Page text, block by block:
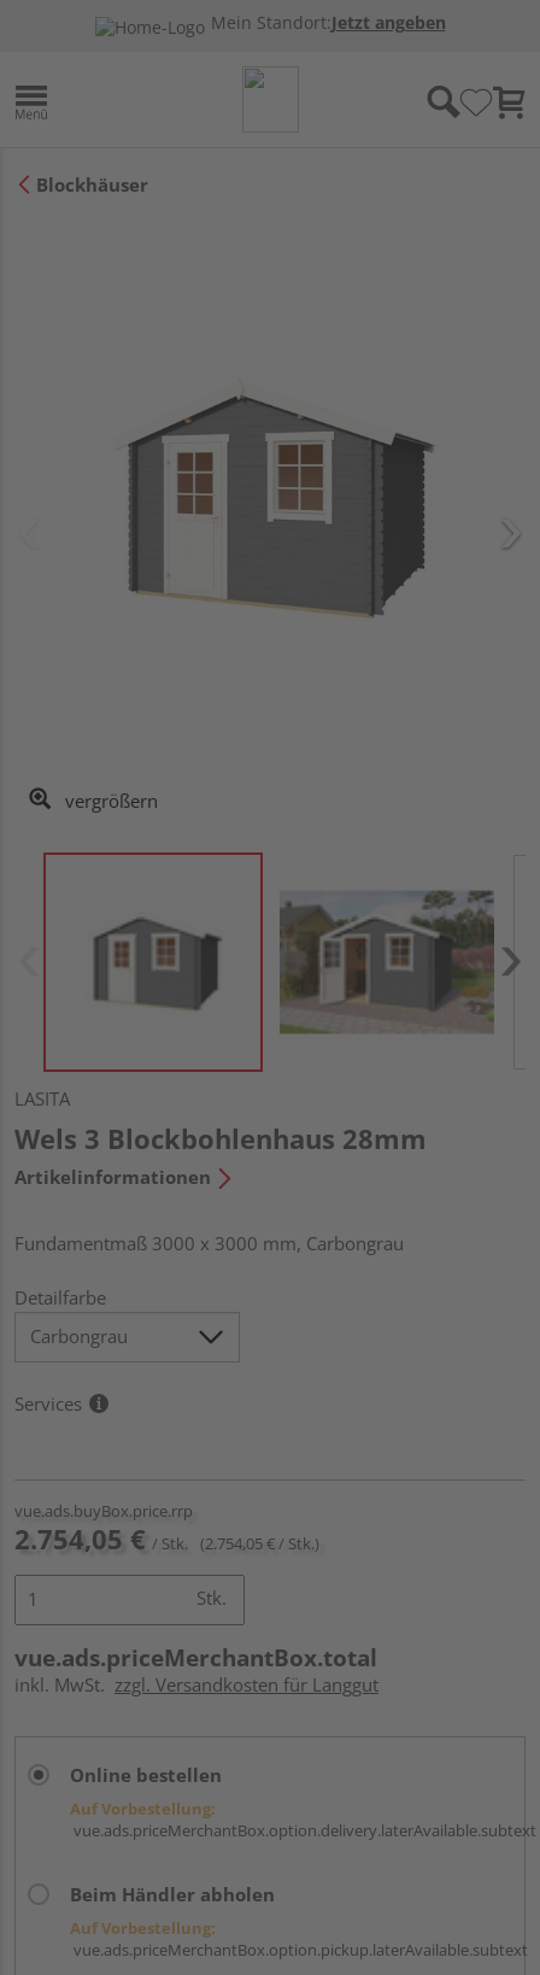
Mein Standort:Jetzt angeben
Blockhäuser
vergrößern
LASITA
Wels 3 Blockbohlenhaus 28mm
Artikelinformationen
Fundamentmaß 3000 x 3000 mm, Carbongrau
Detailfarbe
Services
vue.ads.buyBox.price.rrp
2.754,05 € / Stk. (2.754,05 € / Stk.)
Stk.
vue.ads.priceMerchantBox.total
inkl. MwSt. zzgl. Versandkosten für Langgut
Online bestellen
Auf Vorbestellung:
vue.ads.priceMerchantBox.option.delivery.laterAvailable.subtext
Beim Händler abholen
Auf Vorbestellung:
vue.ads.priceMerchantBox.option.pickup.laterAvailable.subtext